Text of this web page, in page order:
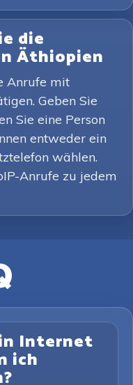
die
Äthiopien
Anrufe mit
Geben Sie
Sie eine Person
entweder ein
wählen.
Anrufe zu jedem
Internet
ich